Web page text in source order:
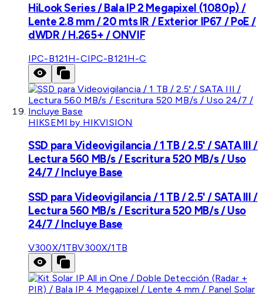
HiLook Series / Bala IP 2 Megapixel (1080p) /
Lente 2.8 mm / 20 mts IR / Exterior IP67 / PoE /
dWDR / H.265+ / ONVIF
IPC-B121H-CIPC-B121H-C
HIKSEMI by HIKVISION
SSD para Videovigilancia / 1 TB / 2.5' / SATA III /
Lectura 560 MB/s / Escritura 520 MB/s / Uso
24/7 / Incluye Base
SSD para Videovigilancia / 1 TB / 2.5' / SATA III /
Lectura 560 MB/s / Escritura 520 MB/s / Uso
24/7 / Incluye Base
V300X/1TBV300X/1TB